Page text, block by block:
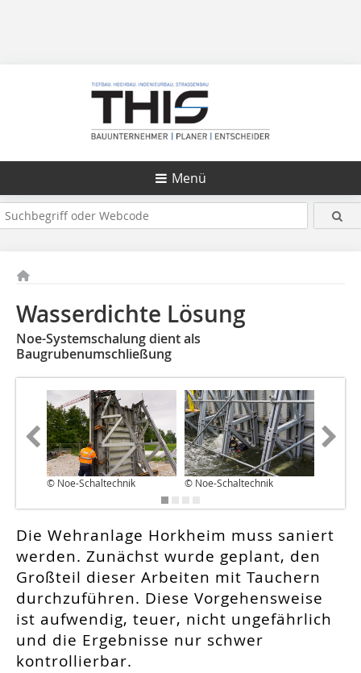
Menü
Wasserdichte Lösung
Noe-Systemschalung dient als
Baugrubenumschließung
© Noe-Schaltechnik © Noe-Schaltechnik
Die Wehranlage Horkheim muss saniert
werden. Zunächst wurde geplant, den
Großteil dieser Arbeiten mit Tauchern
durchzuführen. Diese Vorgehensweise
ist aufwendig, teuer, nicht ungefährlich
und die Ergebnisse nur schwer
kontrollierbar.